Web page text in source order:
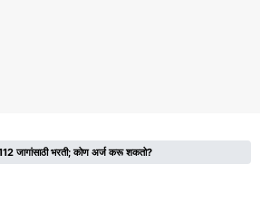
112 जागांसाठी भरती; कोण अर्ज करू शकतो?